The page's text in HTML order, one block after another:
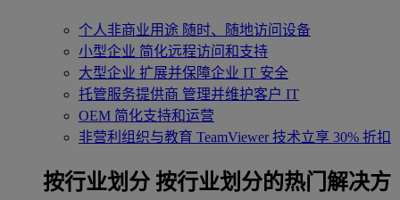
个人非商业用途 随时、随地访问设备
小型企业 简化远程访问和支持
大型企业 扩展并保障企业 IT 安全
托管服务提供商 管理并维护客户 IT
OEM 简化支持和运营
非营利组织与教育 TeamViewer 技术立享 30% 折扣
‌按行业划分 按行业划分的热门解决方